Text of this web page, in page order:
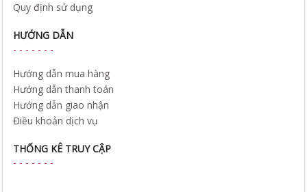
Quy định sử dụng
HƯỚNG DẪN
Hướng dẫn mua hàng
Hướng dẫn thanh toán
Hướng dẫn giao nhận
Điều khoản dịch vụ
THỐNG KÊ TRUY CẬP